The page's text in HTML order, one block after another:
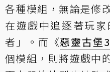
各種模組，無論是修
在遊戲中追逐著玩
者」。而《惡靈古堡
個模組 ，則將遊戲中